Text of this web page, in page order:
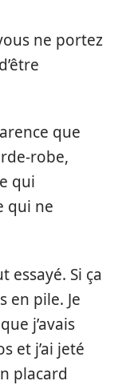
ne portez
que
robe,
qui
qui ne
essayé. Si ça
en pile. Je
j’avais
et j’ai jeté
placard